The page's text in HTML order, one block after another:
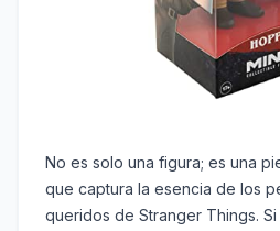
No es solo una figura; es una
que captura la esencia de los
queridos de Stranger Things.